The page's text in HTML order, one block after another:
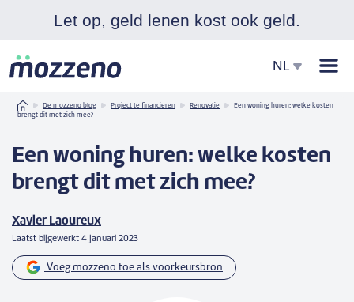
Let op, geld lenen kost ook geld.
NL
Home
De mozzeno blog Project te financieren Renovatie
Een woning huren: welke kosten
brengt dit met zich mee?
Een woning huren: welke kosten
brengt dit met zich mee?
Xavier Laoureux
Laatst bijgewerkt 4 januari 2023
Voeg mozzeno toe als voorkeursbron